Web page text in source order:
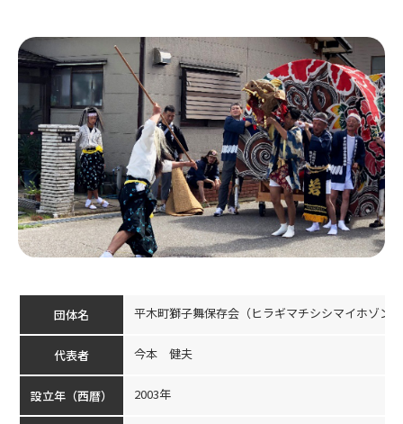
YouTube
団体名 平木町獅子舞保存会（ヒラギマチシシマイホゾン
代表者 今本 健夫
設立年（西暦） 2003年